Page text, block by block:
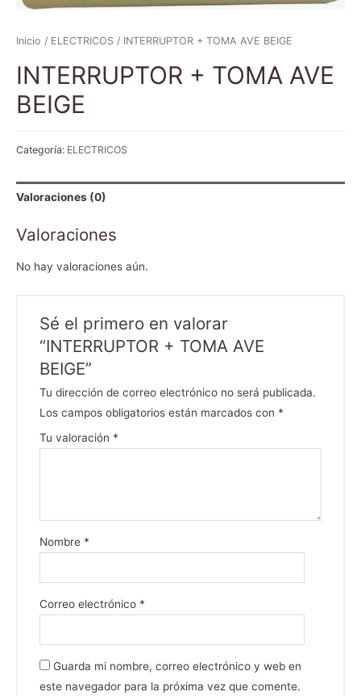
Inicio / ELECTRICOS / INTERRUPTOR + TOMA AVE BEIGE
INTERRUPTOR + TOMA AVE
BEIGE
Categoría: ELECTRICOS
Valoraciones (0)
Valoraciones
No hay valoraciones aún.
Sé el primero en valorar
“INTERRUPTOR + TOMA AVE
BEIGE”
Tu dirección de correo electrónico no será publicada.
Los campos obligatorios están marcados con *
Tu valoración *
Nombre *
Correo electrónico *
Guarda mi nombre, correo electrónico y web en
este navegador para la próxima vez que comente.